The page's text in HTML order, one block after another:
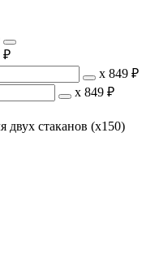
₽
х 849 ₽
х 849 ₽
двух стаканов (х150)